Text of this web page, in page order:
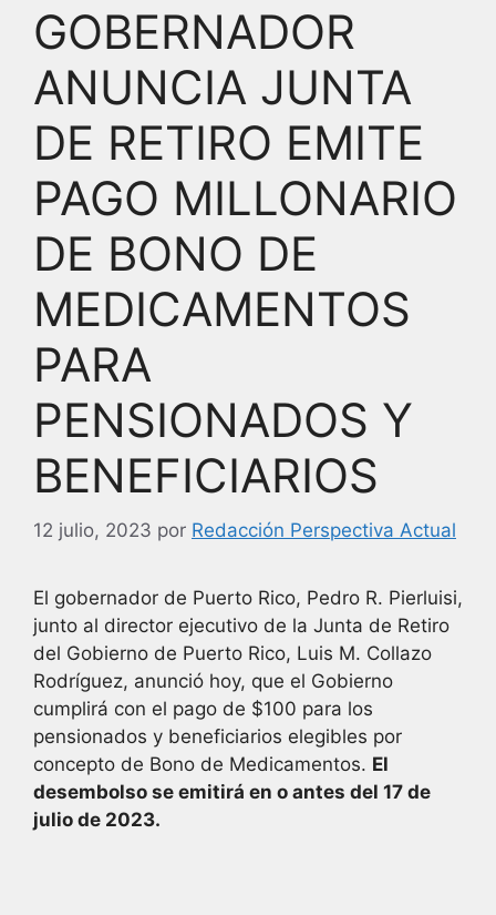
GOBERNADOR
ANUNCIA JUNTA
DE RETIRO EMITE
PAGO MILLONARIO
DE BONO DE
MEDICAMENTOS
PARA
PENSIONADOS Y
BENEFICIARIOS
12 julio, 2023 por Redacción Perspectiva Actual
El gobernador de Puerto Rico, Pedro R. Pierluisi,
junto al director ejecutivo de la Junta de Retiro
del Gobierno de Puerto Rico, Luis M. Collazo
Rodríguez, anunció hoy, que el Gobierno
cumplirá con el pago de $100 para los
pensionados y beneficiarios elegibles por
concepto de Bono de Medicamentos. El
desembolso se emitirá en o antes del 17 de
julio de 2023.